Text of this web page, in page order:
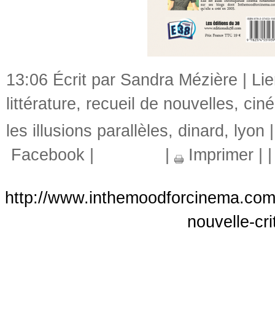
13:06 Écrit par Sandra Mézière |
littérature, recueil de nouvelles,
les illusions parallèles, dinard , lyon
Facebook
Imprimer
http://
nouvelle-